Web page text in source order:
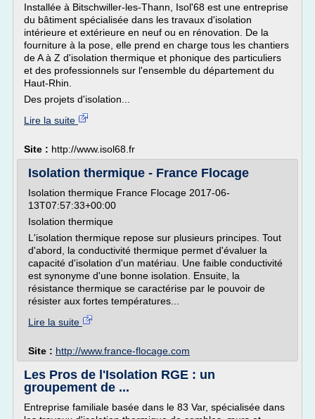
Installée à Bitschwiller-les-Thann, Isol'68 est une entreprise
du bâtiment spécialisée dans les travaux d'isolation
intérieure et extérieure en neuf ou en rénovation. De la
fourniture à la pose, elle prend en charge tous les chantiers
de A à Z d'isolation thermique et phonique des particuliers
et des professionnels sur l'ensemble du département du
Haut-Rhin.
Des projets d'isolation...
Lire la suite
Site : http://www.isol68.fr
Isolation thermique - France Flocage
Isolation thermique France Flocage 2017-06-
13T07:57:33+00:00
Isolation thermique
L'isolation thermique repose sur plusieurs principes. Tout
d'abord, la conductivité thermique permet d'évaluer la
capacité d'isolation d'un matériau. Une faible conductivité
est synonyme d'une bonne isolation. Ensuite, la
résistance thermique se caractérise par le pouvoir de
résister aux fortes températures...
Lire la suite
Site : http://www.france-flocage.com
Les Pros de l'Isolation RGE : un
groupement de ...
Entreprise familiale basée dans le 83 Var, spécialisée dans